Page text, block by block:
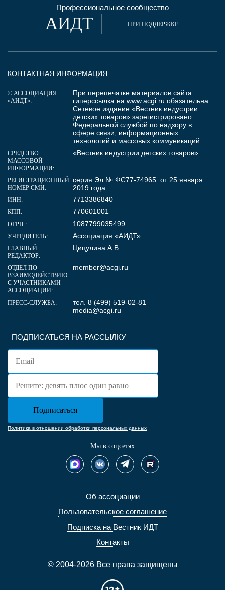
Профессиональное сообщество
АИДТ ПРИ ПОДДЕРЖКЕ
Об ассоциации
Пользовательское соглашение
Подписка на Вестник ИДТ
Контакты
© 2004-2026 Все права защищены
ПОДПИСАТЬСЯ НА РАССЫЛКУ
Политика в отношении обработки персональных данных
Мы в соцсетях
КОНТАКТНАЯ ИНФОРМАЦИЯ
© АССОЦИАЦИЯ
«АИДТ»:
При перепечатке материалов сайта
гиперссылка на www.acgi.ru обязательна.
Сетевое издание «Вестник индустрии
детских товаров» зарегистрировано
Федеральной службой по надзору в
сфере связи, информационных
технологий и массовых коммуникаций
СРЕДСТВО
МАССОВОЙ
ИНФОРМАЦИИ:
«Вестник индустрии детских товаров»
РЕГИСТРАЦИОННЫЙ
НОМЕР СМИ:
серия Эл № ФС77-74965 от 25 января
2019 года
ИНН: 7713386840
КПП: 770601001
ОГРН : 1087799035499
УЧРЕДИТЕЛЬ: Ассоциация «АИДТ»
ГЛАВНЫЙ
РЕДАКТОР:
Цицулина А.В.
ОТДЕЛ ПО
ВЗАИМОДЕЙСТВИЮ
С УЧАСТНИКАМИ
АССОЦИАЦИИ:
member@acgi.ru
ПРЕСС-СЛУЖБА:
тел. 8 (499) 519-02-81
media@acgi.ru